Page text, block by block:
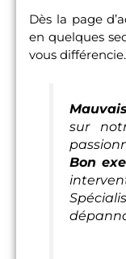
Dès la page
en quelques
vous différencie.
sur
Bon